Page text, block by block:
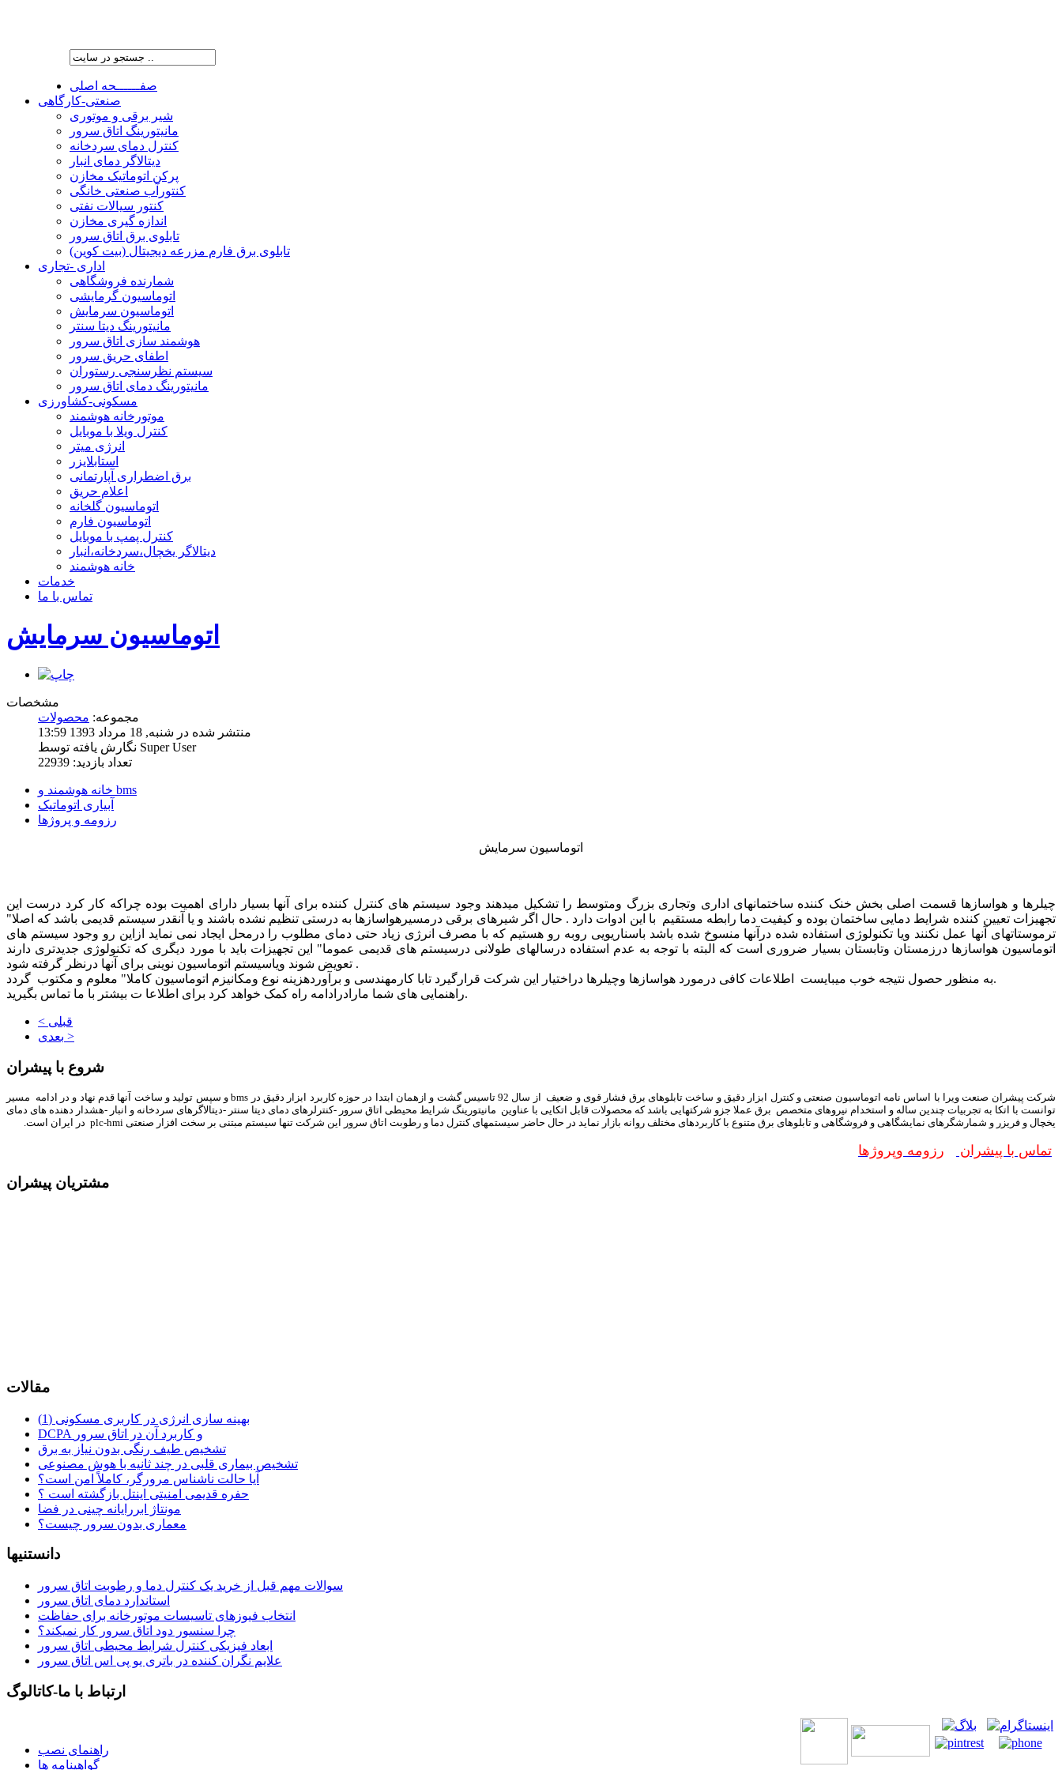
صفــــــحه اصلی
صنعتی-کارگاهی
شیر برقی و موتوری
مانیتورینگ اتاق سرور
کنترل دمای سردخانه
دیتالاگر دمای انبار
پرکن اتوماتیک مخازن
کنتورآب صنعتی خانگی
کنتور سیالات نفتی
اندازه گیری مخازن
تابلوی برق اتاق سرور
تابلوی برق فارم مزرعه دیجیتال (بیت کوین)
اداری -تجاری
شمارنده فروشگاهی
اتوماسیون گرمایشی
اتوماسیون سرمایش
مانیتورینگ دیتا سنتر
هوشمند سازی اتاق سرور
اطفای حریق سرور
سیستم نظرسنجی رستوران
مانیتورینگ دمای اتاق سرور
مسکونی-کشاورزی
موتورخانه هوشمند
کنترل ویلا با موبایل
انرژی میتر
استابلایزر
برق اضطراری آپارتمانی
اعلام حریق
اتوماسیون گلخانه
اتوماسیون فارم
کنترل پمپ با موبایل
دیتالاگر یخچال،سردخانه،انبار
خانه هوشمند
خدمات
تماس با ما
اتوماسیون سرمایش
مشخصات
مجموعه: محصولات
منتشر شده در شنبه, 18 مرداد 1393 13:59
نگارش یافته توسط Super User
تعداد بازدید: 22939
خانه هوشمند و bms
آبیاری اتوماتیک
رزومه و پروژها
اتوماسیون سرمایش
چیلرها و هواسازها قسمت اصلی بخش خنک کننده ساختمانهای اداری وتجاری بزرگ ومتوسط را تشکیل میدهند وجود سیستم های کنترل کننده برای آنها بسیار دارای اهمیت بوده چراکه کار کرد درست این
تجهیزات تعیین کننده شرایط دمایی ساختمان بوده و کیفیت دما رابطه مستقیم با این ادوات دارد . حال اگر شیرهای برقی درمسیرهواسازها به درستی تنظیم نشده باشند و یا آنقدر سیستم قدیمی باشد که اصلا"
ترموستاتهای آنها عمل نکنند ویا تکنولوژی استفاده شده درآنها منسوخ شده باشد باسناریویی روبه رو هستیم که با مصرف انرژی زیاد حتی دمای مطلوب را درمحل ایجاد نمی نماید ازاین رو وجود سیستم های
اتوماسیون هواسازها درزمستان وتابستان بسیار ضروری است که البته با توجه به عدم استفاده درسالهای طولانی درسیستم های قدیمی عموما" این تجهیزات باید با مورد دیگری که تکنولوژی جدیدتری دارند
تعویض شوند ویاسیستم اتوماسیون نوینی برای آنها درنظر گرفته شود .
به منظور حصول نتیجه خوب میبایست اطلاعات کافی درمورد هواسازها وچیلرها دراختیار این شرکت قرارگیرد تابا کارمهندسی و برآوردهزینه نوع ومکانیزم اتوماسیون کاملا" معلوم و مکتوب گردد.
راهنمایی های شما مارادرادامه راه کمک خواهد کرد برای اطلاعا ت بیشتر با ما تماس بگیرید.
< قبلی
بعدی >
شروع با پیشران
شرکت پیشران صنعت ویرا با اساس نامه اتوماسیون صنعتی و کنترل ابزار دقیق و ساخت تابلوهای برق فشار قوی و ضعیف از سال 92 تاسیس گشت و ازهمان ابتدا در حوزه کاربرد ابزار دقیق در bms و سپس تولید و ساخت آنها قدم نهاد و در ادامه مسیر
توانست با اتکا به تجربیات چندین ساله و استخدام نیروهای متخصص برق عملا جزو شرکتهایی باشد که محصولات قابل اتکایی با عناوین مانیتورینگ شرایط محیطی اتاق سرور -کنترلرهای دمای دیتا سنتر -دیتالاگرهای سردخانه و انبار -هشدار دهنده های دمای
یخچال و فریزر و شمارشگرهای نمایشگاهی و فروشگاهی و تابلوهای برق متنوع با کاربردهای مختلف روانه بازار نماید در حال حاضر سیستمهای کنترل دما و رطوبت اتاق سرور این شرکت تنها سیستم مبتنی بر سخت افزار صنعتی plc-hmi در ایران است.
تماس با پیشران رزومه وپروژها
مشتریان پیشران
مقالات
بهینه سازی انرژی در کاربری مسکونی (1)
DCPA و کاربرد آن در اتاق سرور
تشخیص طیف رنگی بدون نیاز به برق
تشخیص بیماری قلبی در چند ثانیه با هوش مصنوعی
آیا حالت ناشناس مرورگر، کاملاً امن است؟
حفره قدیمی امنیتی اینتل بازگشته است ؟
مونتاژ ابررایانه چینی در فضا
معماری بدون سرور چیست؟
دانستنیها
سوالات مهم قبل از خرید یک کنترل دما و رطوبت اتاق سرور
استاندارد دمای اتاق سرور
انتخاب فیوزهای تاسیسات موتورخانه برای حفاظت
چرا سنسور دود اتاق سرور کار نمیکند؟
ابعاد فیزیکی کنترل شرایط محیطی اتاق سرور
علایم نگران کننده در باتری یو پی اس اتاق سرور
ارتباط با ما-کاتالوگ
راهنمای نصب
گواهينامه ها